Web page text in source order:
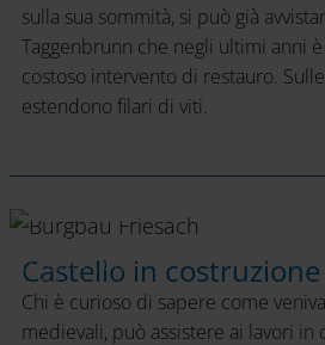
sulla sua sommità, si può già
Taggenbrunn che negli ultimi anni
costoso intervento di restauro.
estendono filari di viti.
Castle
construction
at Friesach
Castello in costruzione
Chi è curioso di sapere come
medievali, può assistere ai lavori in